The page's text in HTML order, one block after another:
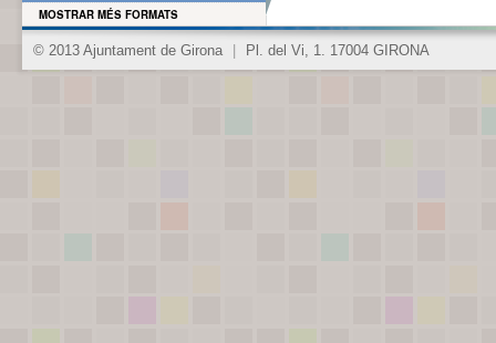
MOSTRAR MÉS FORMATS
© 2013 Ajuntament de Girona Pl. del Vi, 1. 17004 GIRONA